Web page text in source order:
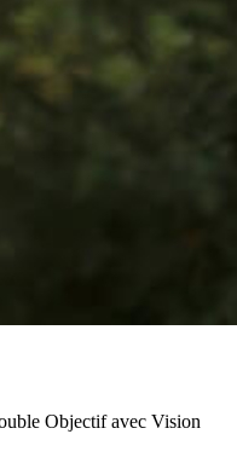
Objectif avec Vision